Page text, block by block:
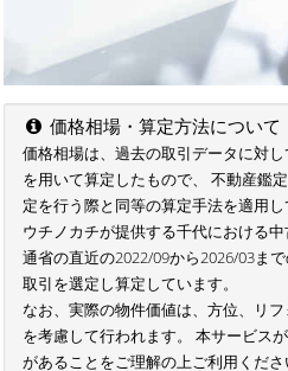
価格相場・算定方法について
価格相場は、過去の取引データに対
を用いて算定したもので、 不動産鑑
定を行う際と同等の算定手法を適用し
ウチノカチが提供する千代における
通省の直近の2022/09から2026/03ま
取引を選定し算定しています。
なお、実際の物件価値は、方位、リ
を考慮して行われます。 本サービス
があることをご理解の上ご利用くださ